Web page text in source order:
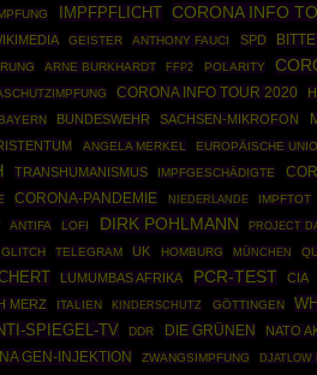
IMPFPFLICHT CORONA INFO
GEISTER ANTHONY FAUCI SPD
ARNE BURKHARDT FFP2 POLARITY
CORONA INFO TOUR 2020
BAYERN BUNDESWEHR SACHSEN-MIKROFON
ANGELA MERKEL EUROPÄISCHE
TRANSHUMANISMUS IMPFGESCHÄDIGTE
CORONA-PANDEMIE NIEDERLANDE IMPFTOT
ANTIFA LOFI DIRK POHLMANN PROJECT
GLITCH TELEGRAM UK HOMBURG MÜNCHEN
LUMUMBAS AFRIKA PCR-TEST CIA
MERZ ITALIEN KINDERSCHUTZ GÖTTINGEN
SPIEGEL-TV DDR DIE GRÜNEN NATO
GEN-INJEKTION ZWANGSIMPFUNG DJATLOW